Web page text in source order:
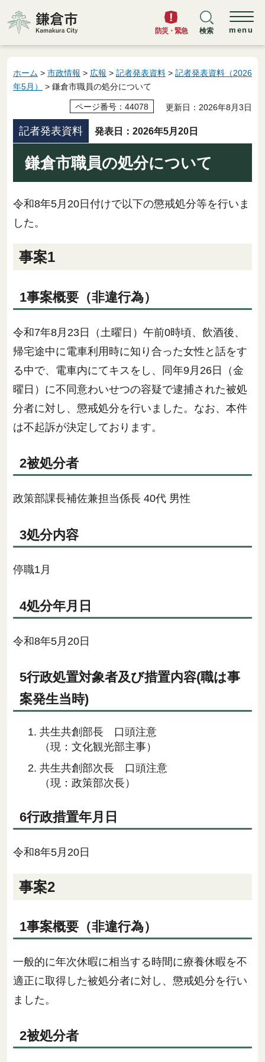
鎌倉市
防災・緊急 検索 menu
ホーム > 市政情報 > 広報 > 記者発表資料 > 記者発表資料（2026
年5月）
> 鎌倉市職員の処分について
ページ番号：44078 更新日：2026年8月3日
記者発表資料 発表日：2026年5月20日
鎌倉市職員の処分について
令和8年5月20日付けで以下の懲戒処分等を行いま
した。
事案1
1事案概要（非違行為）
令和7年8月23日（土曜日）午前0時頃、飲酒後、
帰宅途中に電車利用時に知り合った女性と話をす
る中で、電車内にてキスをし、同年9月26日（金
曜日）に不同意わいせつの容疑で逮捕された被処
分者に対し、懲戒処分を行いました。なお、本件
は不起訴が決定しております。
2被処分者
政策部課長補佐兼担当係長 40代 男性
3処分内容
停職1月
4処分年月日
令和8年5月20日
5行政処置対象者及び措置内容(職は事
案発生当時)
共生共創部長 口頭注意
（現：文化観光部主事）
共生共創部次長 口頭注意
（現：政策部次長）
6行政措置年月日
令和8年5月20日
事案2
1事案概要（非違行為）
一般的に年次休暇に相当する時間に療養休暇を不
適正に取得した被処分者に対し、懲戒処分を行い
ました。
2被処分者